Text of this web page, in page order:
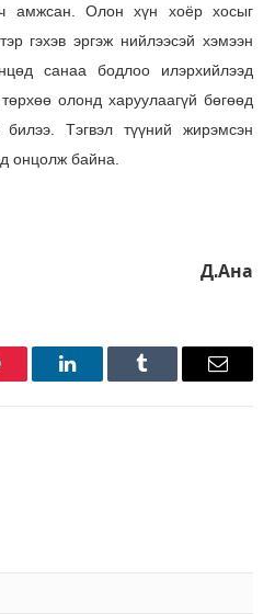
амжсан. Олон хүн хоёр хосыг
гэхэв эргэж нийлээсэй хэмээн
санаа бодлоо илэрхийлээд
олонд харуулаагүй бөгөөд
билээ. Тэгвэл түүний жирэмсэн
онцолж байна.
Д.Ана
LinkedInTumblr Имэйл